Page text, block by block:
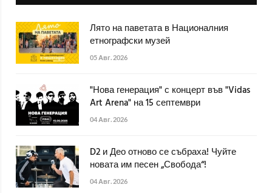
Лято на паветата в Националния
етнографски музей
05 Авг. 2026
"Нова генерация" с концерт във "Vidas
Art Arena" на 15 септември
04 Авг. 2026
D2 и Део отново се събраха! Чуйте
новата им песен „Свобода“!
04 Авг. 2026